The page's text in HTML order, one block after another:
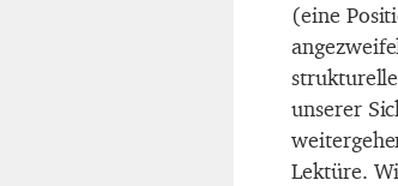
(eine
unserer
Lektüre.